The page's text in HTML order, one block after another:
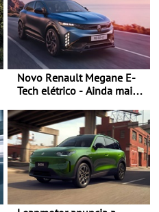
Novo Renault Megane E-
Tech elétrico - Ainda mais
e tecnologia